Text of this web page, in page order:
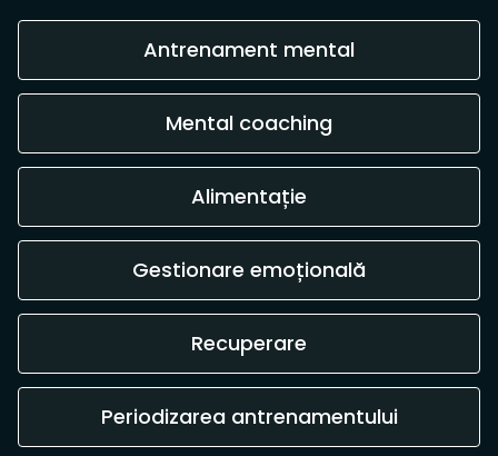
Antrenament mental
Mental coaching
Alimentație
Gestionare emoțională
Recuperare
Periodizarea antrenamentului